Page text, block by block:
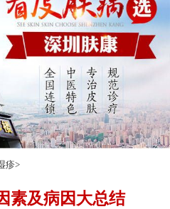
疹>
素及病因大总结